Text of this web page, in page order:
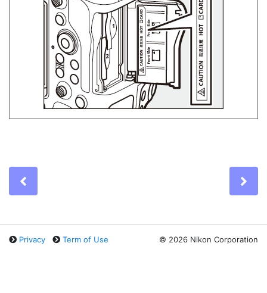
Privacy Term of Use © 2026 Nikon Corporation